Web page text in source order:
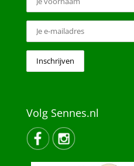
Volg Sennes.nl